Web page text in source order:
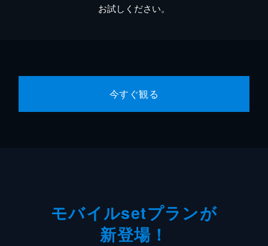
お試しください。
今すぐ観る
モバイルsetプランが
新登場！